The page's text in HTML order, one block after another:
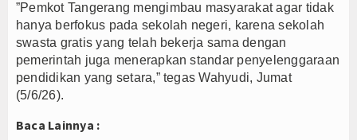
”Pemkot Tangerang mengimbau masyarakat agar tidak
hanya berfokus pada sekolah negeri, karena sekolah
swasta gratis yang telah bekerja sama dengan
pemerintah juga menerapkan standar penyelenggaraan
pendidikan yang setara,” tegas Wahyudi, Jumat
(5/6/26).
Baca Lainnya :